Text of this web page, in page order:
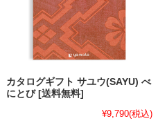
カタログギフト サユウ(SAYU) べ
にとび [送料無料]
¥9,790(税込)